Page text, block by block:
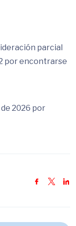
parcial
por encontrarse
2026 por